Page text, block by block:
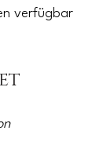
verfügbar